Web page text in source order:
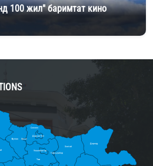
100 жил" баримтат кино
Дорнод
Булган
Сэлэнгэ
Хэнтий
Дархан-Уул
Төв
Орхон
Говьсүмбэр
Улаанбаатар